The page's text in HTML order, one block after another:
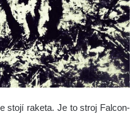
stojí raketa. Je to stroj Falcon-